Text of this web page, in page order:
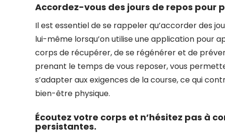
Accordez-vous des jours de repos pour
Il est essentiel de se rappeler qu’accorder des
lui-même lorsqu’on utilise une application pour
corps de récupérer, de se régénérer et de
prenant le temps de vous reposer, vous
s’adapter aux exigences de la course, ce qui
bien-être physique.
Écoutez votre corps et n’hésitez pas à
persistantes.